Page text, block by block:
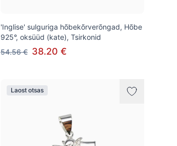
'Inglise' sulguriga hõbekõrverõngad, Hõbe
925°, oksüüd (kate), Tsirkonid
54.56 € 38.20 €
Laost otsas